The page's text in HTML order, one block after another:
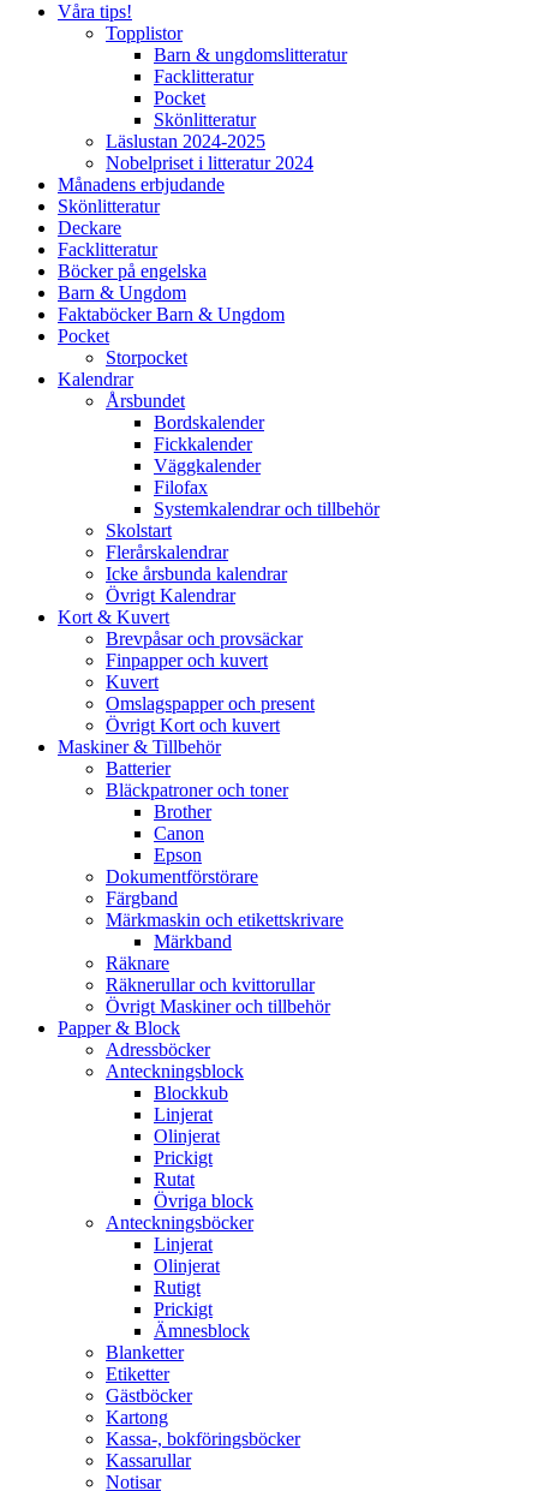
Våra tips!
Topplistor
Barn & ungdomslitteratur
Facklitteratur
Pocket
Skönlitteratur
Läslustan 2024-2025
Nobelpriset i litteratur 2024
Månadens erbjudande
Skönlitteratur
Deckare
Facklitteratur
Böcker på engelska
Barn & Ungdom
Faktaböcker Barn & Ungdom
Pocket
Storpocket
Kalendrar
Årsbundet
Bordskalender
Fickkalender
Väggkalender
Filofax
Systemkalendrar och tillbehör
Skolstart
Flerårskalendrar
Icke årsbunda kalendrar
Övrigt Kalendrar
Kort & Kuvert
Brevpåsar och provsäckar
Finpapper och kuvert
Kuvert
Omslagspapper och present
Övrigt Kort och kuvert
Maskiner & Tillbehör
Batterier
Bläckpatroner och toner
Brother
Canon
Epson
Dokumentförstörare
Färgband
Märkmaskin och etikettskrivare
Märkband
Räknare
Räknerullar och kvittorullar
Övrigt Maskiner och tillbehör
Papper & Block
Adressböcker
Anteckningsblock
Blockkub
Linjerat
Olinjerat
Prickigt
Rutat
Övriga block
Anteckningsböcker
Linjerat
Olinjerat
Rutigt
Prickigt
Ämnesblock
Blanketter
Etiketter
Gästböcker
Kartong
Kassa-, bokföringsböcker
Kassarullar
Notisar